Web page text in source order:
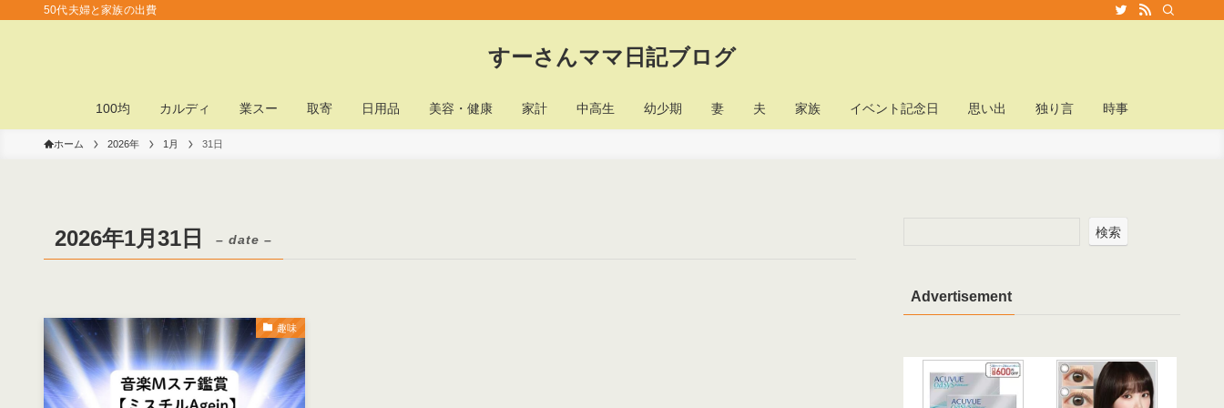
50代夫婦と家族の出費
すーさんママ日記ブログ
100均 カルディ 業スー 取寄 日用品 美容・健康 家計 中高生 幼少期 妻 夫 家族 イベント記念日 思い出 独り言 時事
ホーム 2026年 1月 31日
2026年1月31日 – date –
趣味
検索
Advertisement